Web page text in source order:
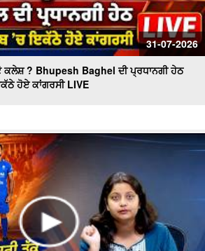
31-07-2026
ਕਲੇਸ਼ ? Bhupesh Baghel ਦੀ ਪ੍ਰਧਾਨਗੀ ਹੇਠ
ਹੋਏ ਕਾਂਗਰਸੀ LIVE